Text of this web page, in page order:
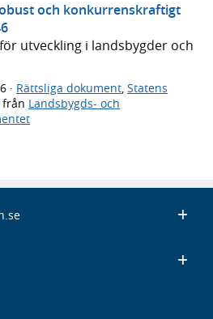
och konkurrenskraftigt
utveckling i landsbygder och
· Rättsliga dokument, Statens
från Landsbygds- och